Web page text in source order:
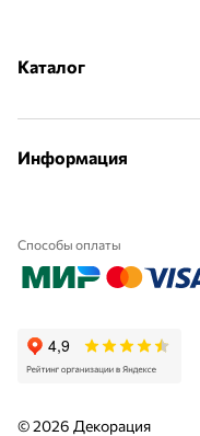
Каталог
Информация
Способы оплаты
© 2026 Декорация